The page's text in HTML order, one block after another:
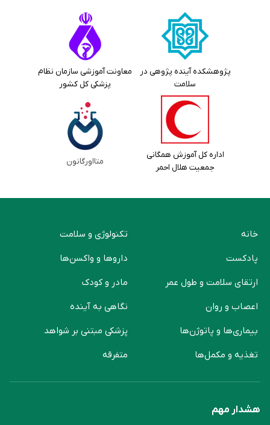
پژوهشکده آینده پژوهی در
سلامت
معاونت آموزشی سازمان نظام
پزشکی کل کشور
اداره کل آموزش همگانی
جمعیت هلال احمر
متااورگانون
خانه
پادکست
ارتقای سلامت و طول عمر
اعصاب و روان
بیماری‌ها و پاتوژن‌ها
تغذیه و مکمل‌ها
تکنولوژی و سلامت
دارو‌ها و واکسن‌ها
مادر و کودک
نگاهی به آینده
پزشکی مبتنی بر شواهد
متفرقه
هشدار مهم